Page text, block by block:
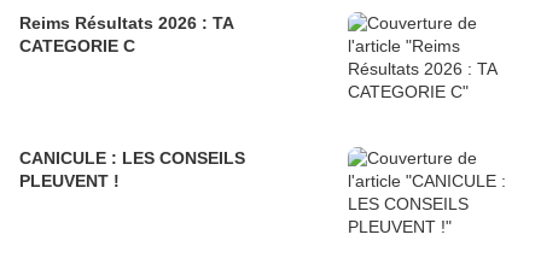
Reims Résultats 2026 : TA
CATEGORIE C
CANICULE : LES CONSEILS
PLEUVENT !